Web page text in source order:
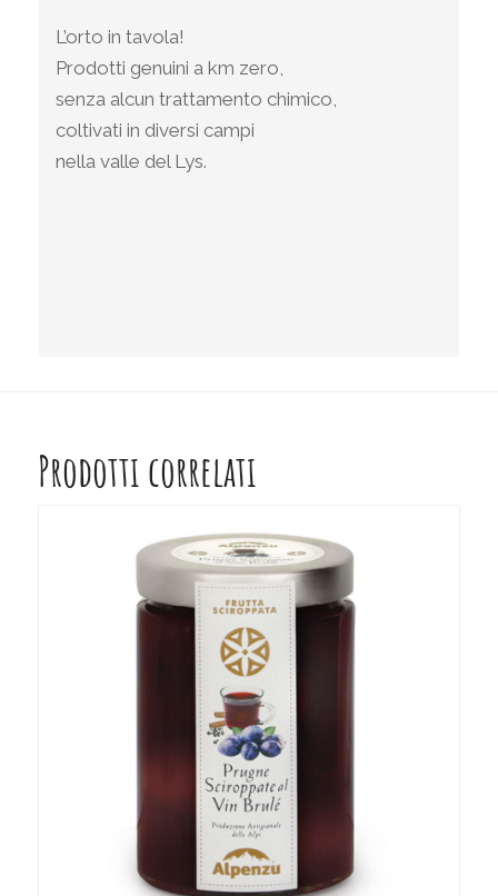
L’orto in tavola!
Prodotti genuini a km zero,
senza alcun trattamento chimico,
coltivati in diversi campi
nella valle del Lys.
Prodotti correlati